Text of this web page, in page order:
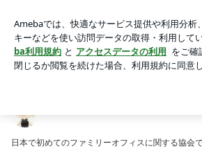
アプリをダウンロードして ブログの更新通知
ょう。
日本で初めてのファミリーオフィスに関する協会